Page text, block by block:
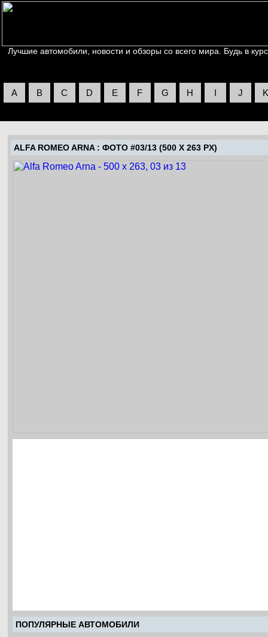
Лучшие автомобили, новости и обзоры со всего мира. Будь в
A B C D E F G H I J K
ALFA ROMEO ARNA: ФОТО #03/13 (500 X 263 PX)
ПОПУЛЯРНЫЕ АВТОМОБИЛИ